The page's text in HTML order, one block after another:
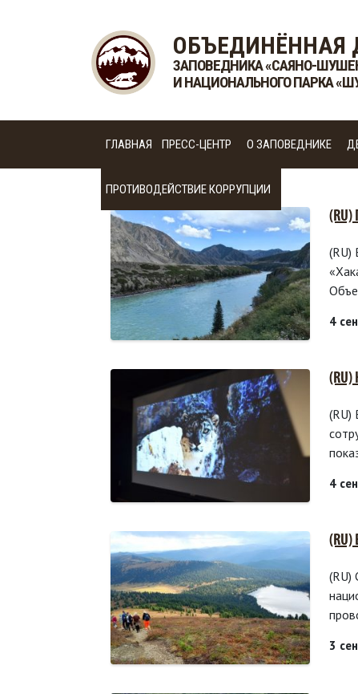
ОБЪЕДИНЁННАЯ
ЗАПОВЕДНИКА «САЯНО-
И НАЦИОНАЛЬНОГО ПАРКА
ГЛАВНАЯ ПРЕСС-ЦЕНТР О ЗАПОВЕДНИКЕ
ПРОТИВОДЕЙСТВИЕ КОРРУПЦИИ
(RU)
(RU)
4
(RU)
(RU)
4
(RU)
3